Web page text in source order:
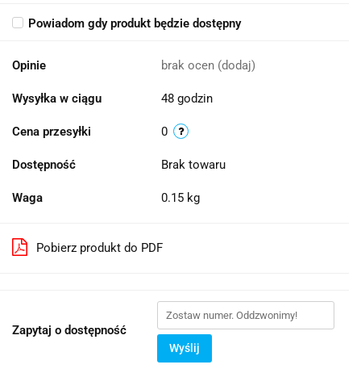
Powiadom gdy produkt będzie dostępny
Opinie brak ocen (dodaj)
Wysyłka w ciągu 48 godzin
Cena przesyłki 0
Dostępność Brak towaru
Waga 0.15 kg
Pobierz produkt do PDF
Zapytaj o dostępność
Wyślij